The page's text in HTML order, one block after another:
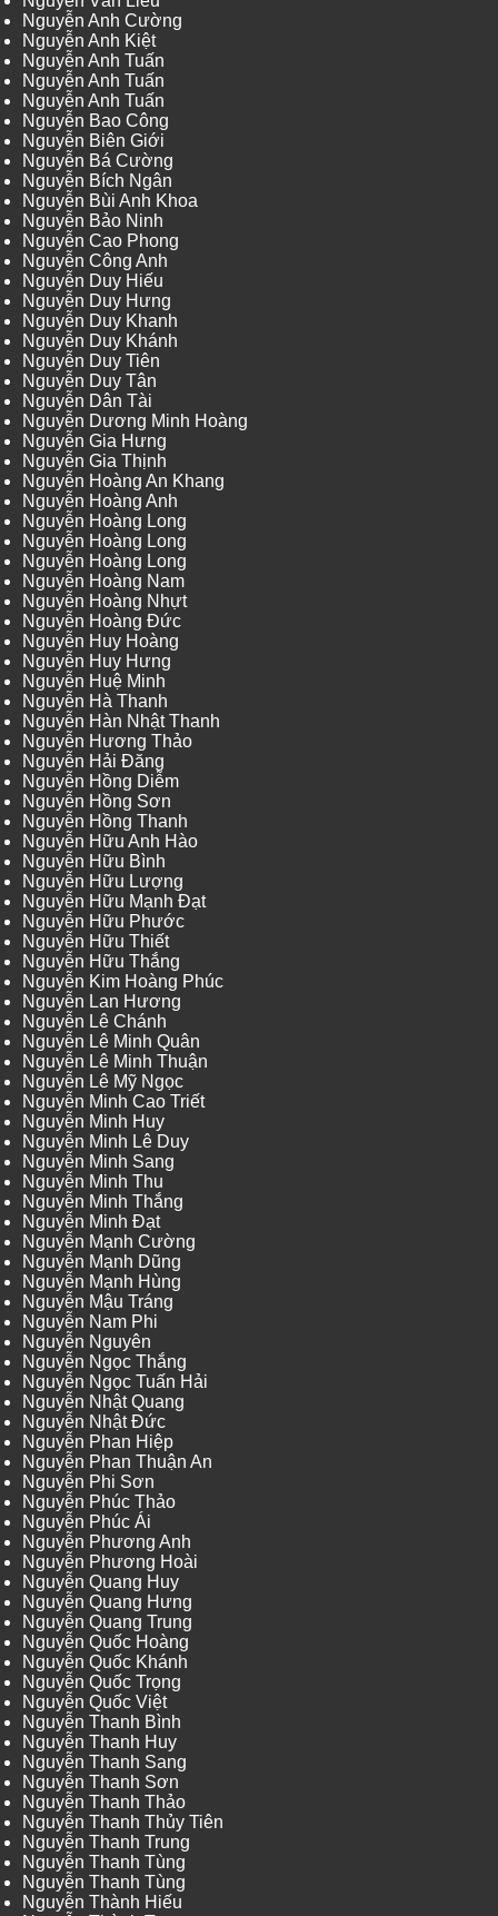
Nguyễn Anh Cường
Nguyễn Anh Kiệt
Nguyễn Anh Tuấn
Nguyễn Anh Tuấn
Nguyễn Anh Tuấn
Nguyễn Bao Công
Nguyễn Biên Giới
Nguyễn Bá Cường
Nguyễn Bích Ngân
Nguyễn Bùi Anh Khoa
Nguyễn Bảo Ninh
Nguyễn Cao Phong
Nguyễn Công Anh
Nguyễn Duy Hiếu
Nguyễn Duy Hưng
Nguyễn Duy Khanh
Nguyễn Duy Khánh
Nguyễn Duy Tiên
Nguyễn Duy Tân
Nguyễn Dân Tài
Nguyễn Dương Minh Hoàng
Nguyễn Gia Hưng
Nguyễn Gia Thịnh
Nguyễn Hoàng An Khang
Nguyễn Hoàng Anh
Nguyễn Hoàng Long
Nguyễn Hoàng Long
Nguyễn Hoàng Long
Nguyễn Hoàng Nam
Nguyễn Hoàng Nhựt
Nguyễn Hoàng Đức
Nguyễn Huy Hoàng
Nguyễn Huy Hưng
Nguyễn Huệ Minh
Nguyễn Hà Thanh
Nguyễn Hàn Nhật Thanh
Nguyễn Hương Thảo
Nguyễn Hải Đăng
Nguyễn Hồng Diễm
Nguyễn Hồng Sơn
Nguyễn Hồng Thanh
Nguyễn Hữu Anh Hào
Nguyễn Hữu Bình
Nguyễn Hữu Lượng
Nguyễn Hữu Mạnh Đạt
Nguyễn Hữu Phước
Nguyễn Hữu Thiết
Nguyễn Hữu Thắng
Nguyễn Kim Hoàng Phúc
Nguyễn Lan Hương
Nguyễn Lê Chánh
Nguyễn Lê Minh Quân
Nguyễn Lê Minh Thuận
Nguyễn Lê Mỹ Ngọc
Nguyễn Minh Cao Triết
Nguyễn Minh Huy
Nguyễn Minh Lê Duy
Nguyễn Minh Sang
Nguyễn Minh Thu
Nguyễn Minh Thắng
Nguyễn Minh Đạt
Nguyễn Mạnh Cường
Nguyễn Mạnh Dũng
Nguyễn Mạnh Hùng
Nguyễn Mậu Tráng
Nguyễn Nam Phi
Nguyễn Nguyên
Nguyễn Ngọc Thắng
Nguyễn Ngọc Tuấn Hải
Nguyễn Nhật Quang
Nguyễn Nhật Đức
Nguyễn Phan Hiệp
Nguyễn Phan Thuận An
Nguyễn Phi Sơn
Nguyễn Phúc Thảo
Nguyễn Phúc Ái
Nguyễn Phương Anh
Nguyễn Phương Hoài
Nguyễn Quang Huy
Nguyễn Quang Hưng
Nguyễn Quang Trung
Nguyễn Quốc Hoàng
Nguyễn Quốc Khánh
Nguyễn Quốc Trọng
Nguyễn Quốc Việt
Nguyễn Thanh Bình
Nguyễn Thanh Huy
Nguyễn Thanh Sang
Nguyễn Thanh Sơn
Nguyễn Thanh Thảo
Nguyễn Thanh Thủy Tiên
Nguyễn Thanh Trung
Nguyễn Thanh Tùng
Nguyễn Thanh Tùng
Nguyễn Thành Hiếu